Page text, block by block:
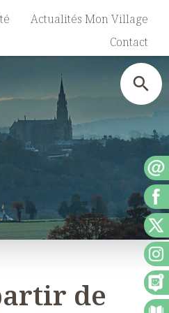
Actualités Mon Village
Contact
de